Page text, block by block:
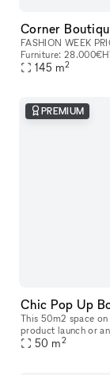
Corner
FASHION WEEK
Furniture:
wholesalers​​,​​ has
145 m2
PREMIUM
Chic Pop Up
This 50m2 space
product launch or
window that opens
50 m2